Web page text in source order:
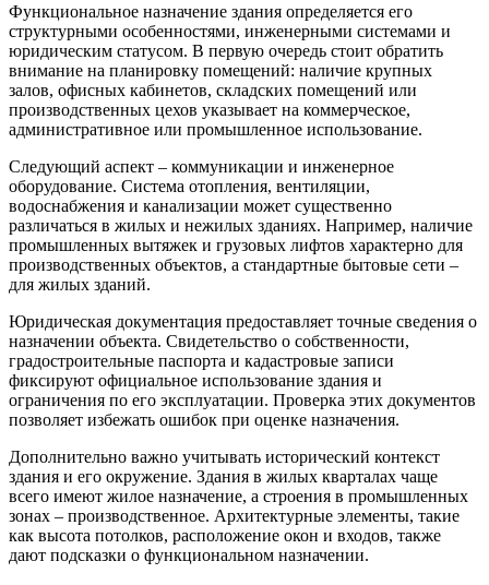
Функциональное назначение здания определяется его
структурными особенностями, инженерными системами и
юридическим статусом. В первую очередь стоит обратить
внимание на планировку помещений: наличие крупных
залов, офисных кабинетов, складских помещений или
производственных цехов указывает на коммерческое,
административное или промышленное использование.
Следующий аспект – коммуникации и инженерное
оборудование. Система отопления, вентиляции,
водоснабжения и канализации может существенно
различаться в жилых и нежилых зданиях. Например, наличие
промышленных вытяжек и грузовых лифтов характерно для
производственных объектов, а стандартные бытовые сети –
для жилых зданий.
Юридическая документация предоставляет точные сведения о
назначении объекта. Свидетельство о собственности,
градостроительные паспорта и кадастровые записи
фиксируют официальное использование здания и
ограничения по его эксплуатации. Проверка этих документов
позволяет избежать ошибок при оценке назначения.
Дополнительно важно учитывать исторический контекст
здания и его окружение. Здания в жилых кварталах чаще
всего имеют жилое назначение, а строения в промышленных
зонах – производственное. Архитектурные элементы, такие
как высота потолков, расположение окон и входов, также
дают подсказки о функциональном назначении.